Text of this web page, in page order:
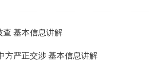
查 基本信息讲解
方严正交涉 基本信息讲解